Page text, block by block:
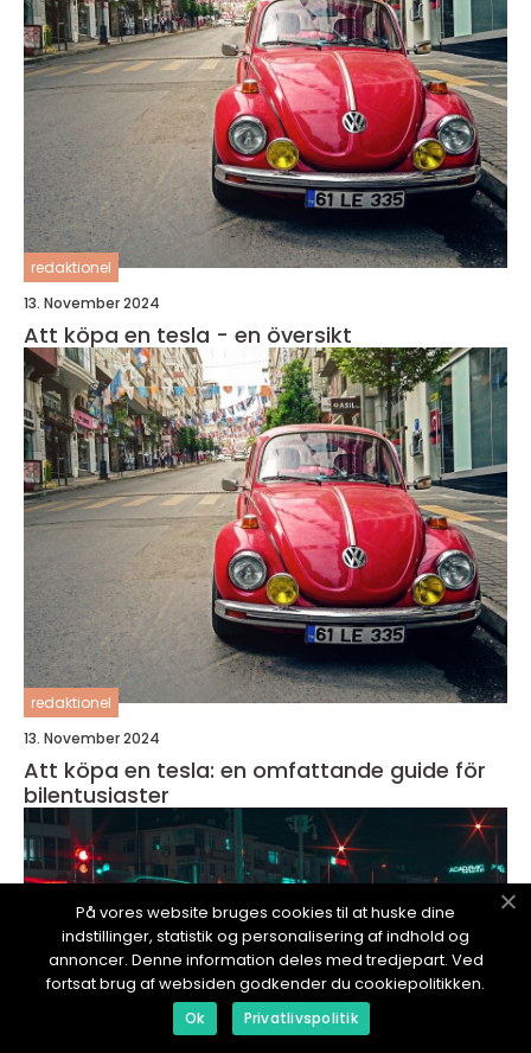
redaktionel
13. November 2024
Att köpa en tesla - en översikt
redaktionel
13. November 2024
Att köpa en tesla: en omfattande guide för
bilentusiaster
På vores website bruges cookies til at huske dine
indstillinger, statistik og personalisering af indhold og
annoncer. Denne information deles med tredjepart. Ved
fortsat brug af websiden godkender du cookiepolitikken.
Ok Privatlivspolitik